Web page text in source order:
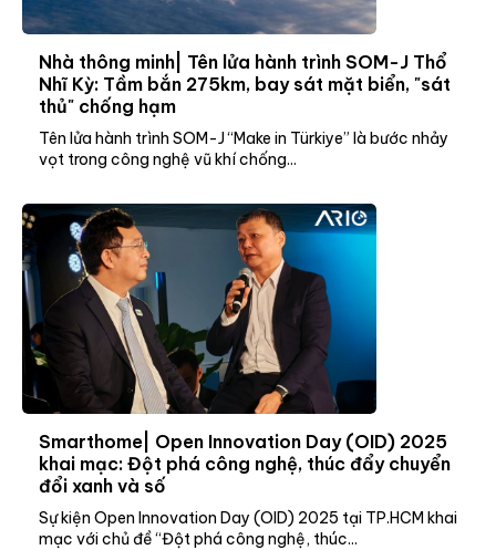
Nhà thông minh| Tên lửa hành trình SOM-J Thổ
Nhĩ Kỳ: Tầm bắn 275km, bay sát mặt biển, "sát
thủ" chống hạm
Tên lửa hành trình SOM-J “Make in Türkiye” là bước nhảy
vọt trong công nghệ vũ khí chống...
Smarthome| Open Innovation Day (OID) 2025
khai mạc: Đột phá công nghệ, thúc đẩy chuyển
đổi xanh và số
Sự kiện Open Innovation Day (OID) 2025 tại TP.HCM khai
mạc với chủ đề “Đột phá công nghệ, thúc...